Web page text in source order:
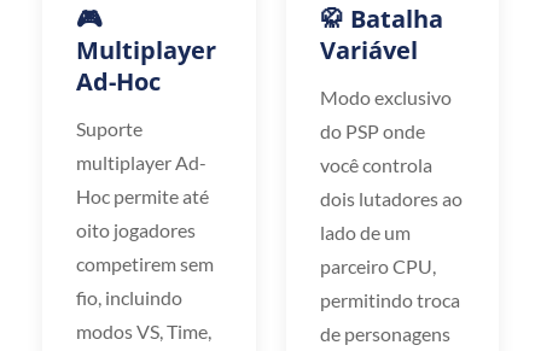
🎮
Multiplayer
Ad-Hoc
Suporte
multiplayer Ad-
Hoc permite até
oito jogadores
competirem sem
fio, incluindo
modos VS, Time,
🥋 Batalha
Variável
Modo exclusivo
do PSP onde
você controla
dois lutadores ao
lado de um
parceiro CPU,
permitindo troca
de personagens